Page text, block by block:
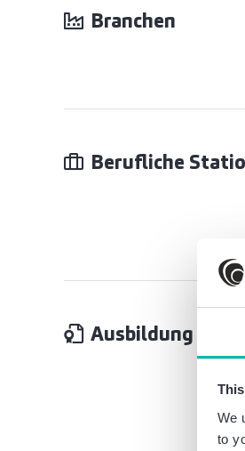
We
to
Branchen
Berufliche
Ausbildung